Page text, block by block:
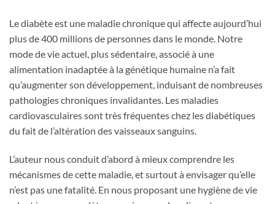
Le diabète est une maladie chronique qui affecte aujourd’hui
plus de 400 millions de personnes dans le monde. Notre
mode de vie actuel, plus sédentaire, associé à une
alimentation inadaptée à la génétique humaine n’a fait
qu’augmenter son développement, induisant de nombreuses
pathologies chroniques invalidantes. Les maladies
cardiovasculaires sont très fréquentes chez les diabétiques
du fait de l’altération des vaisseaux sanguins.
L’auteur nous conduit d’abord à mieux comprendre les
mécanismes de cette maladie, et surtout à envisager qu’elle
n’est pas une fatalité. En nous proposant une hygiène de vie